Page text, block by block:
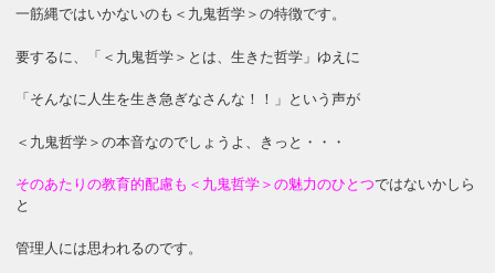
一筋縄ではいかないのも＜九鬼哲学＞の特徴です。
要するに、「＜九鬼哲学＞とは、生きた哲学」ゆえに
「そんなに人生を生き急ぎなさんな！！」という声が
＜九鬼哲学＞の本音なのでしょうよ、きっと・・・
そのあたりの教育的配慮も＜九鬼哲学＞の魅力のひとつではないかしら
と
管理人には思われるのです。